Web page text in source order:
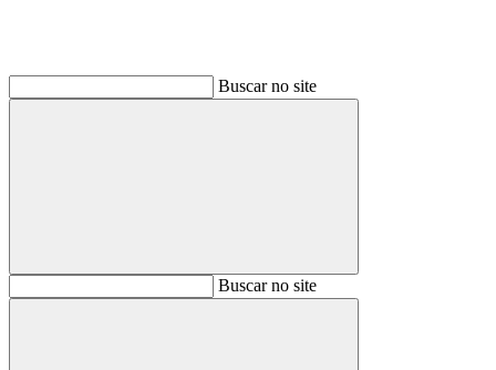
Buscar no site
BuscarBuscar no site